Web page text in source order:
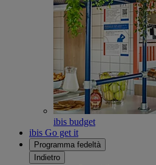
ibis budget
ibis Go get it
Programma fedeltà
Indietro